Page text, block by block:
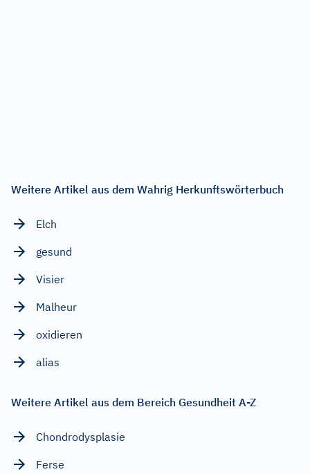
Weitere Artikel aus dem Wahrig Herkunftswörterbuch
Elch
gesund
Visier
Malheur
oxidieren
alias
Weitere Artikel aus dem Bereich Gesundheit A-Z
Chondrodysplasie
Ferse